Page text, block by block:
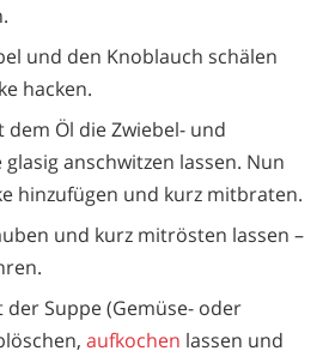
und den Knoblauch schälen
hacken.
dem Öl die Zwiebel- und
anschwitzen lassen. Nun
hinzufügen und kurz mitbraten.
und kurz mitrösten lassen –
Suppe (Gemüse- oder
aufkochen lassen und